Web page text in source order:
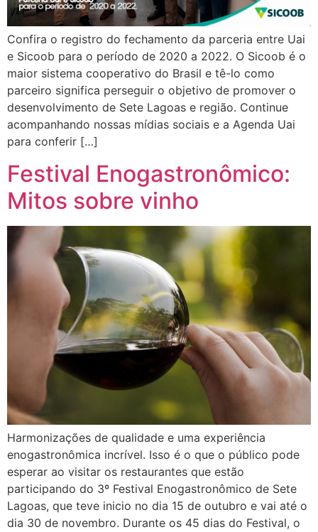
Confira o registro do fechamento da parceria entre Uai
e Sicoob para o período de 2020 a 2022. O Sicoob é o
maior sistema cooperativo do Brasil e tê-lo como
parceiro significa perseguir o objetivo de promover o
desenvolvimento de Sete Lagoas e região. Continue
acompanhando nossas mídias sociais e a Agenda Uai
para conferir […]
Festival Enogastronômico:
Mitos sobre vinho
Harmonizações de qualidade e uma experiência
enogastronômica incrível. Isso é o que o público pode
esperar ao visitar os restaurantes que estão
participando do 3º Festival Enogastronômico de Sete
Lagoas, que teve inicio no dia 15 de outubro e vai até o
dia 30 de novembro. Durante os 45 dias do Festival, o